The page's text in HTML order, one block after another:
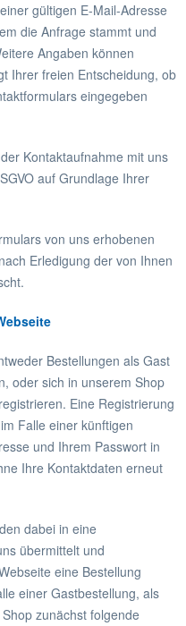
gültigen E-Mail-Adresse
die Anfrage stammt und
Angaben können
Ihrer freien Entscheidung, ob
eingegeben
Kontaktaufnahme mit uns
auf Grundlage Ihrer
von uns erhobenen
Erledigung der von Ihnen
Bestellungen als Gast
oder sich in unserem Shop
Eine Registrierung
Falle einer künftigen
und Ihrem Passwort in
Ihre Kontaktdaten erneut
dabei in eine
übermittelt und
eine Bestellung
einer Gastbestellung, als
zunächst folgende